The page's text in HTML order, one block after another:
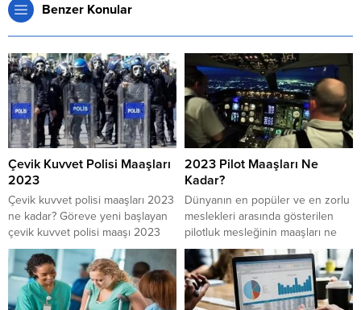
Benzer Konular
Çevik Kuvvet Polisi Maaşları
2023
Çevik kuvvet polisi maaşları 2023
ne kadar? Göreve yeni başlayan
çevik kuvvet polisi maaşı 2023
kaç TL? çevik kuvvet polisi
maaşları 2023 yılında ne kadar
olacak?
2023 Pilot Maaşları Ne
Kadar?
Dünyanın en popüler ve en zorlu
meslekleri arasında gösterilen
pilotluk mesleğinin maaşları ne
kadardır? 2023 pilot maaşları ne
kadar? 2023 pilot maaşı ne
kadar? Güncel pilot maaşları ne
kadar? İşte pilot maaşları...